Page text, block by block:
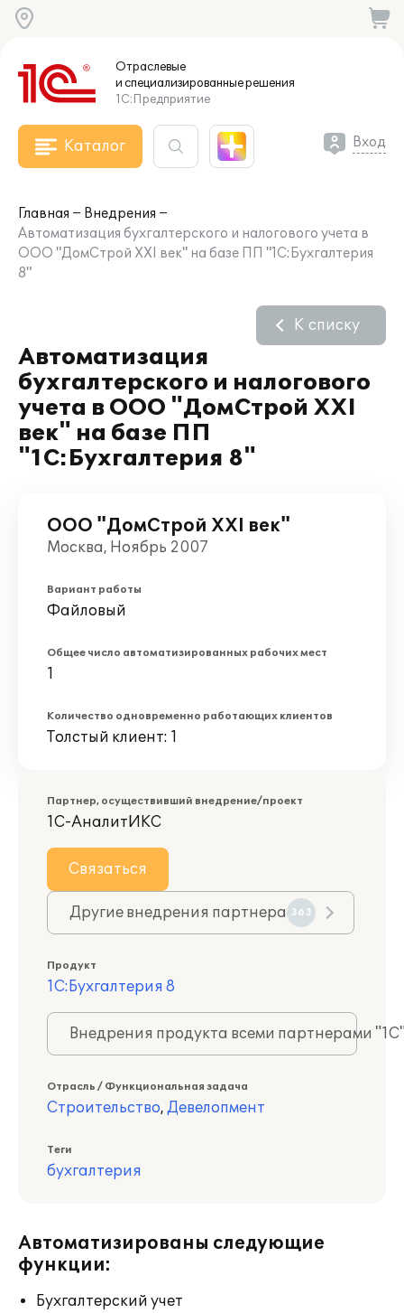
Отраслевые
и специализированныерешения
1С:Предприятие
Каталог Вход
Главная
Внедрения
Автоматизация бухгалтерского и налогового учета в
ООО "ДомСтрой ХХI век" на базе ПП "1С:Бухгалтерия
8"
Автоматизация
бухгалтерского и налогового
учета в ООО "ДомСтрой ХХI
век" на базе ПП
"1С:Бухгалтерия 8"
К списку
ООО "ДомСтрой ХХI век"
Москва, Ноябрь 2007
Вариант работы
Файловый
Общее число автоматизированных рабочих мест
1
Количество одновременно работающих клиентов
Толстый клиент: 1
Партнер, осуществивший внедрение/проект
1С-АналитИКС
Связаться
Другие внедрения партнера 363
Продукт
1С:Бухгалтерия 8
Внедрения продукта всеми партнерами
Отрасль / Функциональная задача
Строительство, Девелопмент
Теги
бухгалтерия
Автоматизированы следующие
функции:
Бухгалтерский учет